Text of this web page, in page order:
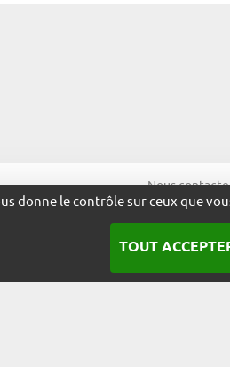
Nous
donne le contrôle sur ceux que
TOUT